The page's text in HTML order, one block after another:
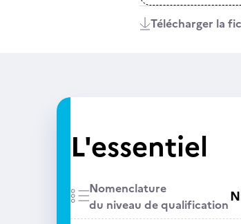
Télécharger la
L'essentiel
Nomenclature
du niveau de qualification